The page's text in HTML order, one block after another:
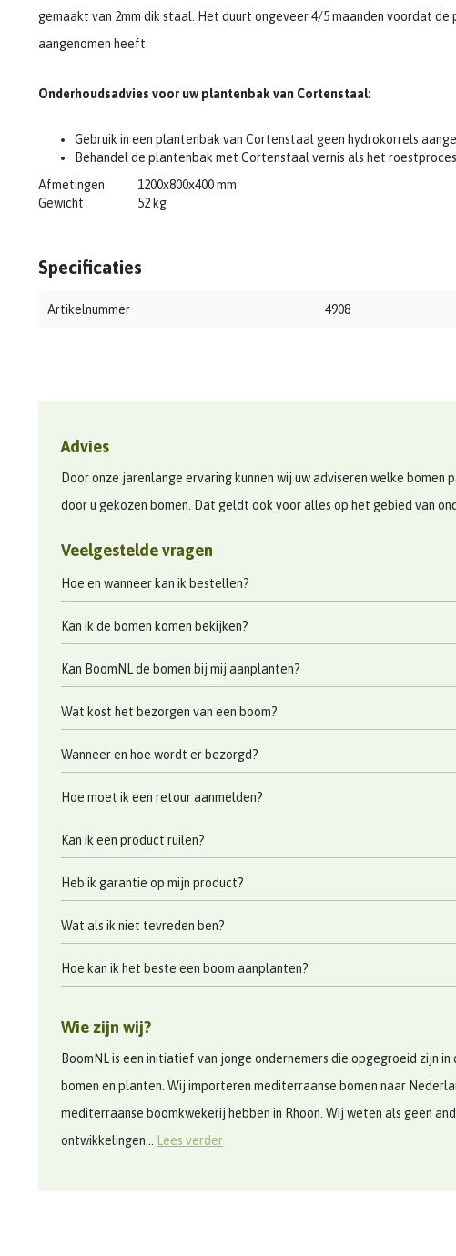
gemaakt van 2mm dik staal. Het duurt ongeveer 4/5 maanden voordat
aangenomen heeft.
Onderhoudsadvies voor uw plantenbak van Cortenstaal:
Gebruik in een plantenbak van Cortenstaal geen hydrokorrels
Behandel de plantenbak met Cortenstaal vernis als het
Afmetingen
1200x800x400 mm
Gewicht
52 kg
Specificaties
Artikelnummer 4908
Advies
Door onze jarenlange ervaring kunnen wij uw adviseren welke
door u gekozen bomen. Dat geldt ook voor alles op het gebied van
Veelgestelde vragen
Hoe en wanneer kan ik bestellen?
Kan ik de bomen komen bekijken?
Kan BoomNL de bomen bij mij aanplanten?
Wat kost het bezorgen van een boom?
Wanneer en hoe wordt er bezorgd?
Hoe moet ik een retour aanmelden?
Kan ik een product ruilen?
Heb ik garantie op mijn product?
Wat als ik niet tevreden ben?
Hoe kan ik het beste een boom aanplanten?
Wie zijn wij?
BoomNL is een initiatief van jonge ondernemers die opgegroeid zijn in
bomen en planten. Wij importeren mediterraanse bomen naar
mediterraanse boomkwekerij hebben in Rhoon. Wij weten als geen
ontwikkelingen...
Lees verder